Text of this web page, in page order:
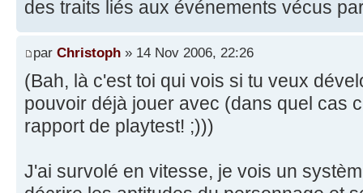
des traits liés aux événements vécus
par Christoph » 14 Nov 2006, 22:26
(Bah, là c'est toi qui vois si tu veux
pouvoir déjà jouer avec (dans quel cas
rapport de playtest! ;)))
J'ai survolé en vitesse, je vois un